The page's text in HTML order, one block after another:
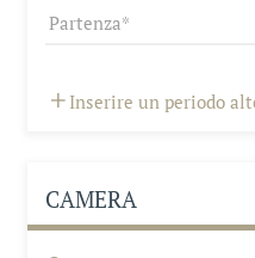
Partenza
Inserire un periodo
CAMERA